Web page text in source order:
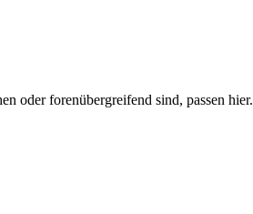
oder forenübergreifend sind, passen hier.